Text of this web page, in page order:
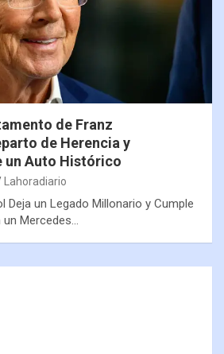
de Franz
de Herencia y
un Auto Histórico
Lahoradiario
Deja un Legado Millonario y Cumple
Mercedes…